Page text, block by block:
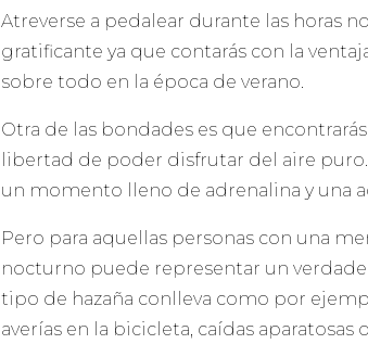
Atreverse a pedalear durante las horas
gratificante ya que contarás con la
sobre todo en la época de verano.
Otra de las bondades es que
libertad de poder disfrutar del aire
un momento lleno de adrenalina y una
Pero para aquellas personas con una
nocturno puede representar un
tipo de hazaña conlleva como por
averías en la bicicleta, caídas aparatosas